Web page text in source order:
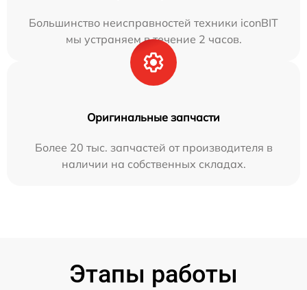
Большинство неисправностей техники iconBIT
мы устраняем в течение 2 часов.
Оригинальные запчасти
Более 20 тыс. запчастей от производителя в
наличии на собственных складах.
Этапы работы